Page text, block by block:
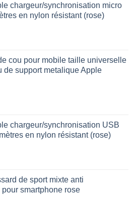
19,00€.
chargeur/synchronisation micro
en nylon résistant (rose)
cou pour mobile taille universelle
de support metalique Apple
chargeur/synchronisation USB
en nylon résistant (rose)
de sport mixte anti
smartphone rose